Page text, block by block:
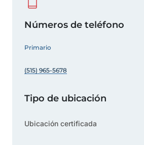
Números de teléfono
Primario
(515) 965-5678
Tipo de ubicación
Ubicación certificada